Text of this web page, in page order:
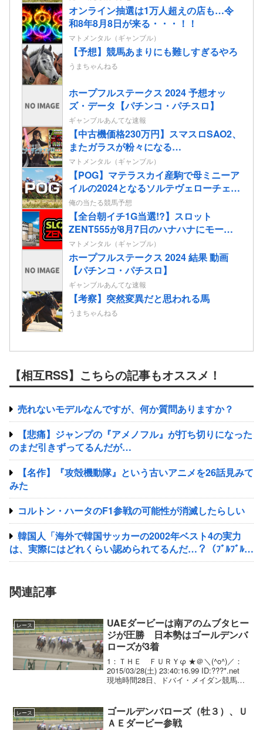
オンライン抽選は1万人超えの店も…令
和8年8月8日が来る・・・！！
マトメンタル（ギャンブル）
【予想】競馬あまりにも難しすぎるやろ
うまちゃんねる
ホープフルステークス 2024 予想オッ
ズ・データ【パチンコ・パチスロ】
ギャンブルあんてな速報
【中古機価格230万円】スマスロSAO2、
またガラスが粉々になる…
マトメンタル（ギャンブル）
【POG】マテラスカイ産駒で母ミニーア
イルの2024となるソルテヴェローチェの
2歳情報
俺の当たる競馬予想
【全台朝イチ1G当選!?】スロット
ZENT555が8月7日のハナハナにモーニ
ングを仕込んだらしいｗｗｗｗ
マトメンタル（ギャンブル）
ホープフルステークス 2024 結果 動画
【パチンコ・パチスロ】
ギャンブルあんてな速報
【考察】突然変異だと思われる馬
うまちゃんねる
【相互RSS】こちらの記事もオススメ！
売れないモデルなんですが、何か質問ありますか？
【悲痛】ジャンプの『アメノフル』が打ち切りになった
のまだ引きずってるんだが…
【名作】『攻殻機動隊』という古いアニメを26話見みて
みた
コルトン・ハータのF1参戦の可能性が消滅したらしい
韓国人「海外で韓国サッカーの2002年ベスト4の実力
は、実際にはどれくらい認められてるんだ…？（ﾌﾞﾙﾌﾞﾙ」
＝韓国の反応
関連記事
レース
UAEダービーは南アのムブタヒー
ジが圧勝 日本勢はゴールデンバ
ローズが3着
1：ＴＨＥ ＦＵＲＹφ ★＠＼(^o^)／：
2015/03/28(土) 23:40:16.99 ID:???*.net
現地時間28日、ドバイ・メイダン競馬場
レース
ゴールデンバローズ（牡３）、Ｕ
ＡＥダービー参戦